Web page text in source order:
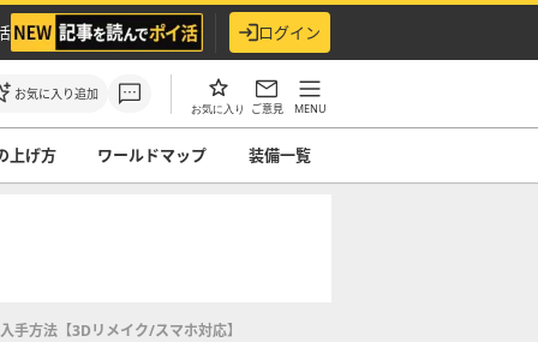
ログイン
お気に入り追加
お気に入り ご意見 MENU
上げ方 ワールドマップ 装備一覧
手方法【3Dリメイク/スマホ対応】